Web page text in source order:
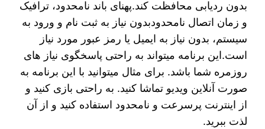
بدون ردیابی محافظت کند.پهنای باند نامحدود، ترافیک
و زمان اتصال نامحدودبدون نیاز به ثبت نام و ورود به
سیستم، بدون نیاز به ایمیل یا رمز عبور مورد نیاز
است.این برنامه میتواند به راحتی پاسخگوی نیاز های
روزمره شما باشد. برای مثال میتوانید با این برنامه به
صورت آنلاین ویدیو تماشا کنید. به راحتی بازی کنید و
از اینترنت پرسرعت و نامحدود استفاده کنید و از آن
لذت ببرید.